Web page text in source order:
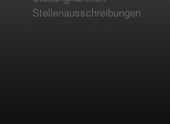
Stellenausschreibungen